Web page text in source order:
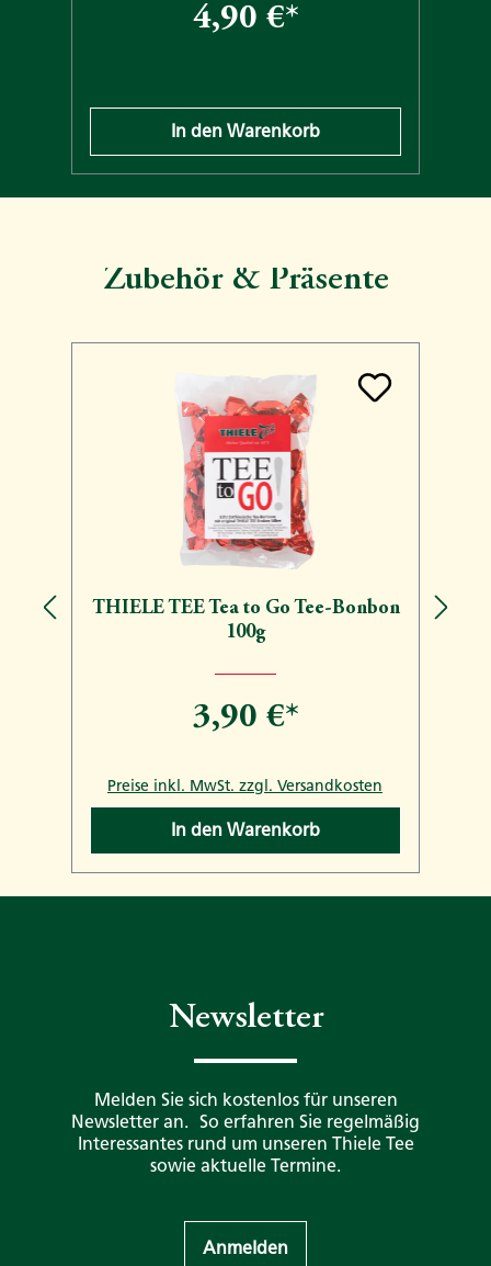
4,90 €*
In den Warenkorb
Zubehör & Präsente
THIELE TEE Tea to Go Tee-Bonbon
100g
3,90 €*
Preise inkl. MwSt. zzgl. Versandkosten
In den Warenkorb
Newsletter
Melden Sie sich kostenlos für unseren
Newsletter an. So erfahren Sie regelmäßig
Interessantes rund um unseren Thiele Tee
sowie aktuelle Termine.
Anmelden